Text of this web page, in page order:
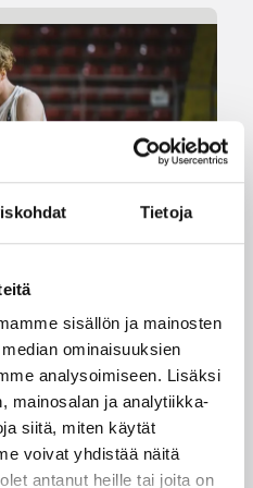
Tietoja
sisällön ja mainosten
ominaisuuksien
analysoimiseen. Lisäksi
mainosalan ja analytiikka-
siitä, miten käytät
voivat yhdistää näitä
antanut heille tai joita on
00:37
pojat
– EM-
aukesi